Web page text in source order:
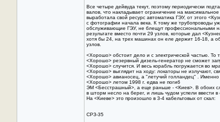
Все четыре дейвуда текут, поэтому периодически
валов, что накладывает ограничение на
выработала свой ресурс автоматика ГЭУ, от этого
с фотографии начала века. К тому же трубопроводы
обслуживающие ГЭУ, не блещут профессиональными
результате вместо почти 29 узлов, которые дал
хотя бы 24, на трех машинах он еле держит 16-18, а
узлов.
<Хорошо> обстоит дело и с электрической частью. То
<Хорошо> резервный дизель-генератор не сможет
<Хорошо> случится. И весь корабль погружается во
<Хорошо> выглядит на ходу: локаторы не излучают,
<Хорошо> авианосец, а "летучий голландец" . Именно
<Хорошо> летом 1998 г. едва не погиб
ЭМ <Бесстрашный>, а еще раньше - <Киев>. В обоих
в шторм несло на берег, и лишь чудом успели ввести в
Hа <Киеве> это произошло в 3-4 кабельтовых от скал:
СРЗ-35